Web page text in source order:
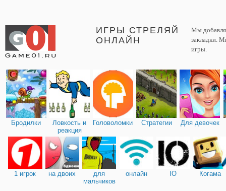
ИГРЫ СТРЕЛЯЙ
ОНЛАЙН
Мы
закладки.
игры.
Бродилки
Ловкость и
реакция
Головоломки Стратегии Для девочек
1 игрок на двоих
для
мальчиков
онлайн IO Когама